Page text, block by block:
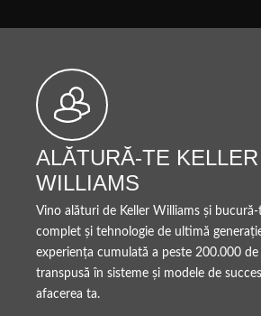
ALĂTURĂ-TE KELLER
WILLIAMS
Vino alături de Keller Williams și
complet și tehnologie de ultimă
experiența cumulată a peste 200.000
transpusă în sisteme și modele de
afacerea ta.